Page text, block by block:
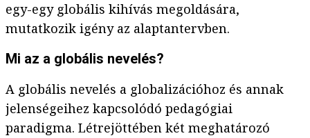
egy-egy globális kihívás megoldására,
mutatkozik igény az alaptantervben.
Mi az a globális nevelés?
A globális nevelés a globalizációhoz és annak
jelenségeihez kapcsolódó pedagógiai
paradigma. Létrejöttében két meghatározó